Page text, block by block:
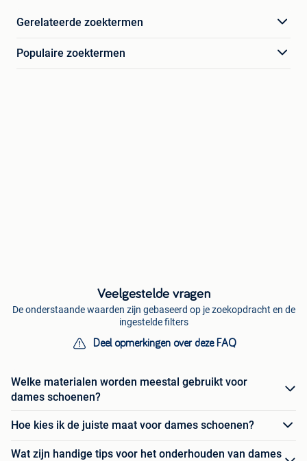
Gerelateerde zoektermen
Populaire zoektermen
Veelgestelde vragen
De onderstaande waarden zijn gebaseerd op je zoekopdracht en de
ingestelde filters
Deel opmerkingen over deze FAQ
Welke materialen worden meestal gebruikt voor
dames schoenen?
Hoe kies ik de juiste maat voor dames schoenen?
Wat zijn handige tips voor het onderhouden van dames